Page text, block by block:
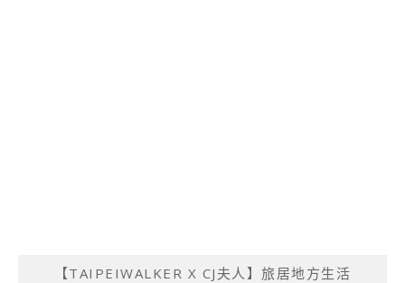
【TAIPEIWALKER X CJ夫人】旅居地方生活